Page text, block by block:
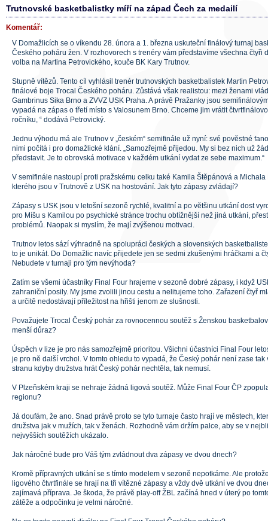
Trutnovské basketbalistky míří na západ Čech za medailí
Komentář:
V Domažlicích se o víkendu 28. února a 1. března uskuteční finálový turnaj
Českého poháru žen. V rozhovorech s trenéry vám představíme všechna čtyři
volba na Martina Petrovického, kouče BK Kary Trutnov.
Stupně vítězů. Tento cíl vyhlásil trenér trutnovských basketbalistek Martin
finálové boje Trocal Českého poháru. Zůstává však realistou: mezi ženami
Gambrinus Sika Brno a ZVVZ USK Praha. A právě Pražanky jsou
vypadá na zápas o třetí místo s Valosunem Brno. Chceme jim vrátit
ročníku, “ dodává Petrovický.
Jednu výhodu má ale Trutnov v „českém“ semifinále už nyní: své pověstné
nimi počítá i pro domažlické klání. „Samozřejmě přijedou. My si bez nich už
představit. Je to obrovská motivace v každém utkání vydat ze sebe maximum.“
V semifinále nastoupí proti pražskému celku také Kamila Štěpánová a Michala
kterého jsou v Trutnově z USK na hostování. Jak tyto zápasy zvládají?
Zápasy s USK jsou v letošní sezoně rychlé, kvalitní a po většinu utkání dost
pro Míšu s Kamilou po psychické stránce trochu obtížnější než jiná utkání,
problémů. Naopak si myslím, že mají zvýšenou motivaci.
Trutnov letos sází výhradně na spolupráci českých a slovenských
to je unikát. Do Domažlic navíc přijedete jen se sedmi zkušenými hráčkami a
Nebudete v turnaji pro tým nevýhoda?
Zatím se všemi účastníky Final Four hrajeme v sezoně dobré zápasy, i když
zahraniční posily. My jsme zvolili jinou cestu a nelitujeme toho. Zařazení čtyř
a určitě nedostávají příležitost na hřišti jenom ze slušnosti.
Považujete Trocal Český pohár za rovnocennou soutěž s Ženskou
menší důraz?
Úspěch v lize je pro nás samozřejmě prioritou. Všichni účastníci Final Four
je pro ně další vrchol. V tomto ohledu to vypadá, že Český pohár není zase tak
stranu kdyby družstva hrát Český pohár nechtěla, tak nemusí.
V Plzeňském kraji se nehraje žádná ligová soutěž. Může Final Four ČP
regionu?
Já doufám, že ano. Snad právě proto se tyto turnaje často hrají ve městech,
družstva jak v mužích, tak v ženách. Rozhodně vám držím palce, aby se v
nejvyšších soutěžích ukázalo.
Jak náročné bude pro Váš tým zvládnout dva zápasy ve dvou dnech?
Kromě přípravných utkání se s tímto modelem v sezoně nepotkáme. Ale
ligového čtvrtfinále se hrají na tři vítězné zápasy a vždy dvě utkání ve dvou
zajímavá příprava. Je škoda, že právě play-off ŽBL začíná hned v úterý po
zátěže a odpočinku je velmi náročné.